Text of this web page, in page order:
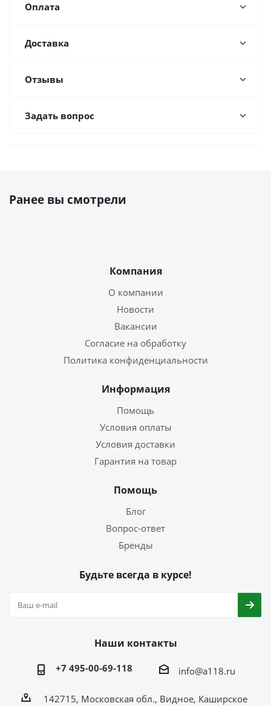
Оплата
Доставка
Отзывы
Задать вопрос
Ранее вы смотрели
Компания
О компании
Новости
Вакансии
Согласие на обработку
Политика конфиденциальности
Информация
Помощь
Условия оплаты
Условия доставки
Гарантия на товар
Помощь
Блог
Вопрос-ответ
Бренды
Будьте всегда в курсе!
Наши контакты
+7 495-00-69-118 info@a118.ru
142715, Московская обл., Видное, Каширское